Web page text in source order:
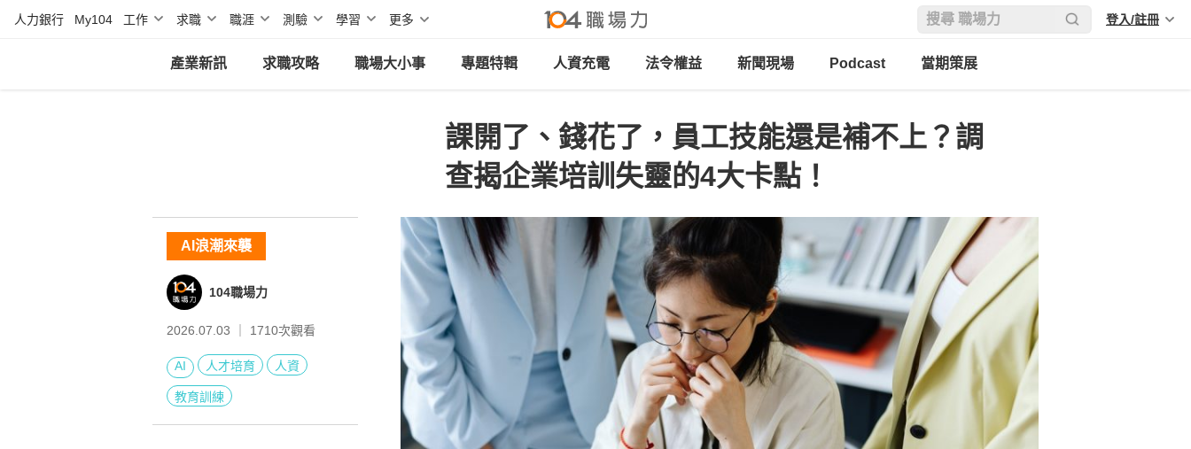
人力銀行 My104 工作 求職 職涯 測驗 學習 更多 登入/註冊
產業新訊 求職攻略 職場大小事 專題特輯 人資充電 法令權益 新聞現場 Podcast 當期策展
AI浪潮來襲
104職場力
2026.07.03 ｜ 1710次觀看
AI 人才培育 人資
教育訓練
課開了、錢花了，員工技能還是補不上？調
查揭企業培訓失靈的4大卡點！